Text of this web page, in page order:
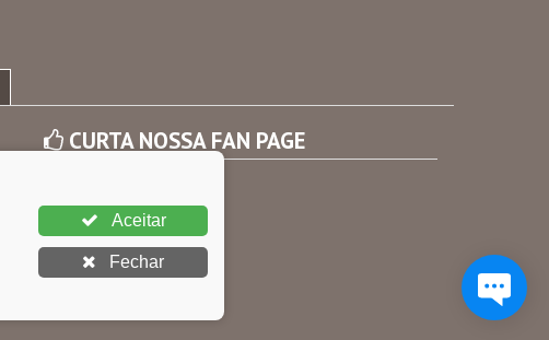
CURTA NOSSA FAN PAGE
Aceitar
Fechar